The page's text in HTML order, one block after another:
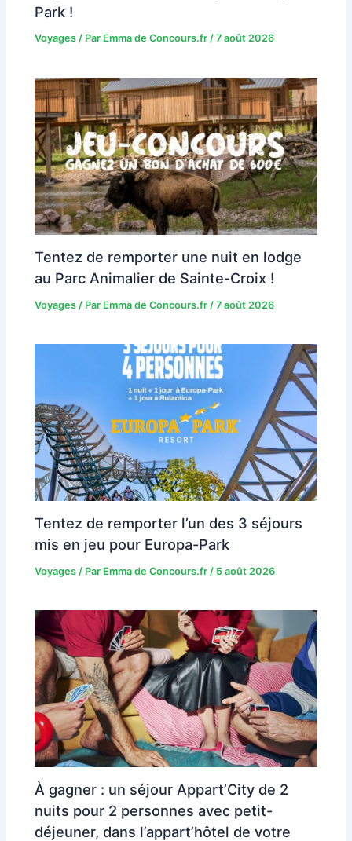
Park !
Voyages / Par Emma de Concours.fr/7 août 2026
Tentez de remporter une nuit en lodge
au Parc Animalier de Sainte-Croix !
Voyages / Par Emma de Concours.fr /7 août 2026
Tentez de remporter l’un des 3 séjours
mis en jeu pour Europa-Park
Voyages / Par Emma de Concours.fr / 5 août 2026
À gagner : un séjour Appart’City de 2
nuits pour 2 personnes avec petit-
déjeuner, dans l’appart’hôtel de votre